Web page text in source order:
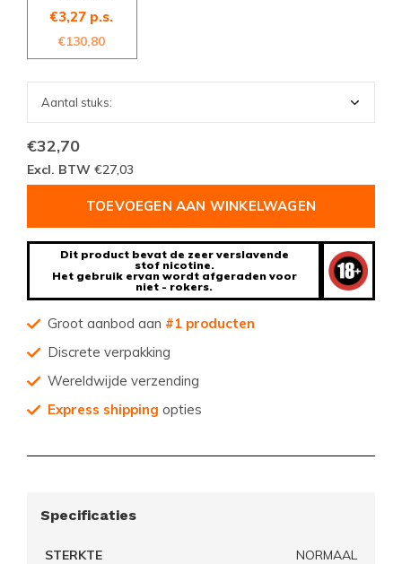
€3,27 p.s.
€130,80
€32,70
Excl. BTW €27,03
TOEVOEGEN AAN WINKELWAGEN
Dit product bevat de zeer verslavende
stof nicotine.
Het gebruik ervan wordt afgeraden voor
niet - rokers.
Groot aanbod aan #1 producten
Discrete verpakking
Wereldwijde verzending
Express shipping opties
Specificaties
STERKTE NORMAAL